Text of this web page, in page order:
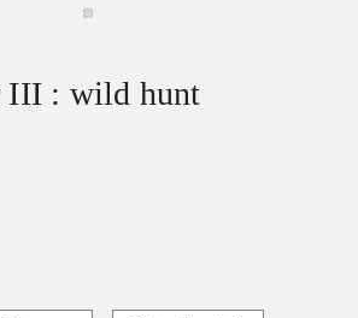
III : wild hunt